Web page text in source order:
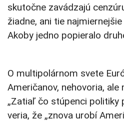
skutočne zavádzajú
žiadne, ani tie
Akoby jedno popieralo
O multipolárnom svete
Američanov, nehovoria, ale
„Zatiaľ čo stúpenci politiky
veria, že „znova urobí